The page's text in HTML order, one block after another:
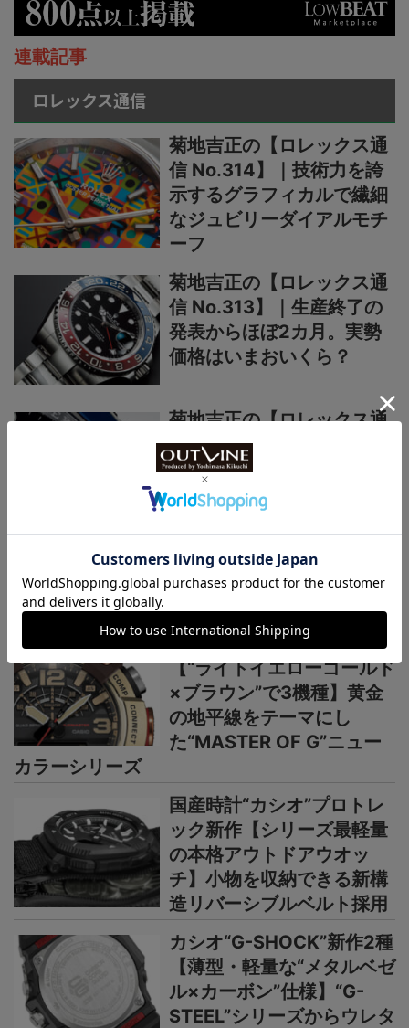
連載記事
ロレックス通信
菊地吉正の【ロレックス通
信 No.314】｜技術力を誇
示するグラフィカルで繊細
なジュビリーダイアルモチ
ーフ
菊地吉正の【ロレックス通
信 No.313】｜生産終了の
発表からほぼ2カ月。実勢
価格はいまおいくら？
菊地吉正の【ロレックス通
信 No.312】｜えっ、あの
超人気モデルが生産終了な
の！ 2026年新作以上に
今後の動向が気になる
＞＞＞もっと見る
国産時計
カシオ“G-SHOCK”新作
【“ライトイエローゴールド
×ブラウン”で3機種】黄金
の地平線をテーマにし
た“MASTER OF G”ニュー
カラーシリーズ
国産時計“カシオ”プロトレ
ック新作【シリーズ最軽量
の本格アウトドアウオッ
チ】小物を収納できる新構
造リバーシブルベルト採用
カシオ“G-SHOCK”新作2種
【薄型・軽量な“メタルベゼ
ル×カーボン”仕様】“G-
STEEL”シリーズからウレタ